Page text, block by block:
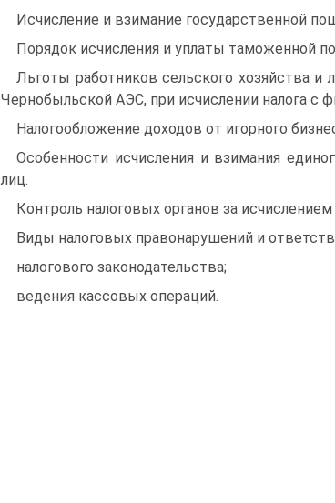
Исчисление и взимание государственной
Порядок исчисления и уплаты таможенной
Льготы работников сельского хозяйства
Чернобыльской АЭС, при исчислении налога с
Налогообложение доходов от игорного
Особенности исчисления и взимания
лиц.
Контроль налоговых органов за
Виды налоговых правонарушений и
налогового законодательства;
ведения кассовых операций.